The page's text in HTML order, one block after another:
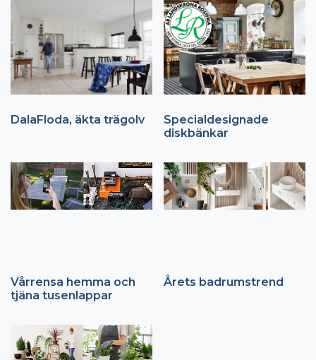
DalaFloda, äkta trägolv
Specialdesignade
diskbänkar
Vårrensa hemma och
tjäna tusenlappar
Årets badrumstrend